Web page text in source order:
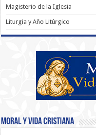
Magisterio de la Iglesia
Liturgia y Año Litúrgico
Moral y Vida Cristiana